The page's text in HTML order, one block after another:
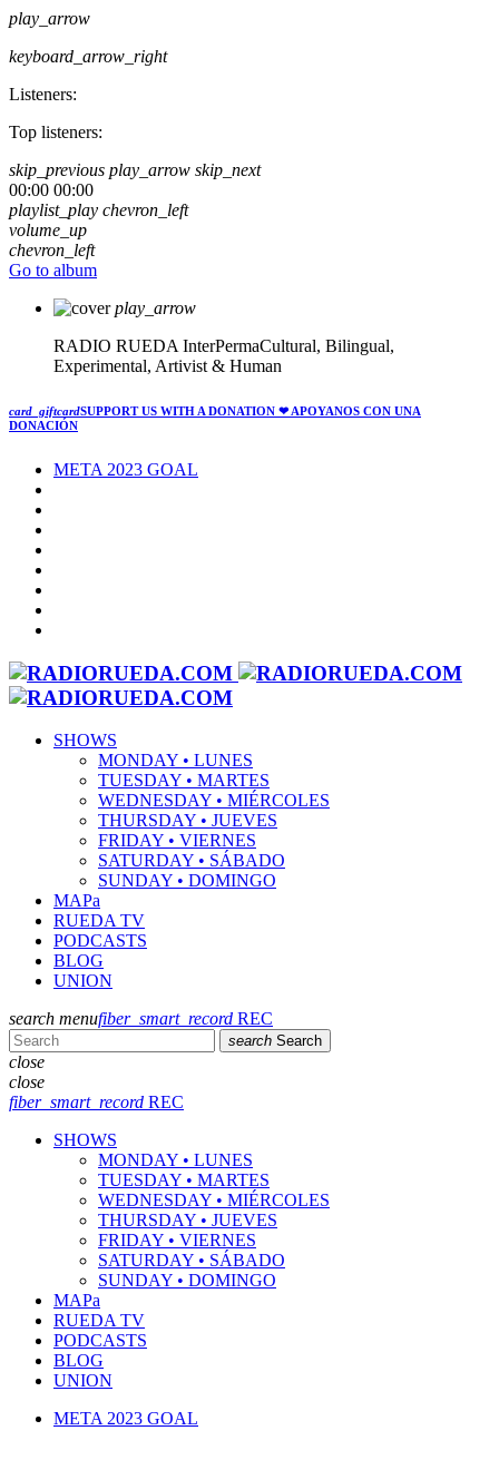
play_arrow
keyboard_arrow_right
Listeners:
Top listeners:
skip_previous play_arrow skip_next
00:00 00:00
playlist_play chevron_left
volume_up
chevron_left
Go to album
play_arrow
RADIO RUEDA InterPermaCultural, Bilingual,
Experimental, Artivist & Human
card_giftcardSUPPORT US WITH A DONATION ❤ APOYANOS CON UNA
DONACIÓN
META 2023 GOAL
SHOWS
MONDAY • LUNES
TUESDAY • MARTES
WEDNESDAY • MIÉRCOLES
THURSDAY • JUEVES
FRIDAY • VIERNES
SATURDAY • SÁBADO
SUNDAY • DOMINGO
MAPa
RUEDA TV
PODCASTS
BLOG
UNION
search menufiber_smart_record REC
search Search
close
close
fiber_smart_record REC
SHOWS
MONDAY • LUNES
TUESDAY • MARTES
WEDNESDAY • MIÉRCOLES
THURSDAY • JUEVES
FRIDAY • VIERNES
SATURDAY • SÁBADO
SUNDAY • DOMINGO
MAPa
RUEDA TV
PODCASTS
BLOG
UNION
META 2023 GOAL